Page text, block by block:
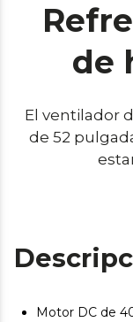
de
El ventilador
de 52
Motor DC de